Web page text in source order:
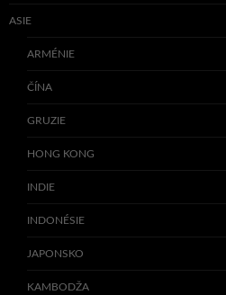
ASIE
ARMÉNIE
ČÍNA
GRUZIE
HONG KONG
INDIE
INDONÉSIE
JAPONSKO
KAMBODŽA